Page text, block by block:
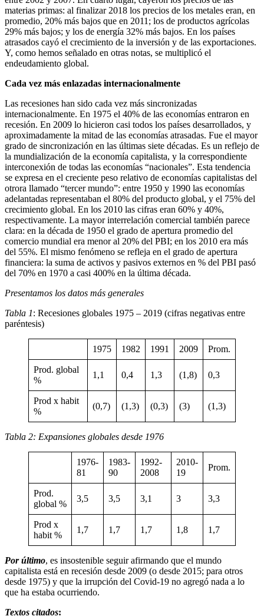
materias primas: al finalizar 2018 los precios de los metales eran, en
promedio, 20% más bajos que en 2011; los de productos agrícolas
29% más bajos; y los de energía 32% más bajos. En los países
atrasados cayó el crecimiento de la inversión y de las exportaciones.
Y, como hemos señalado en otras notas, se multiplicó el
endeudamiento global.
Cada vez más enlazadas internacionalmente
Las recesiones han sido cada vez más sincronizadas
internacionalmente. En 1975 el 40% de las economías entraron en
recesión. En 2009 lo hicieron casi todos los países desarrollados, y
aproximadamente la mitad de las economías atrasadas. Fue el mayor
grado de sincronización en las últimas siete décadas. Es un reflejo de
la mundialización de la economía capitalista, y la correspondiente
interconexión de todas las economías “nacionales”. Esta tendencia
se expresa en el creciente peso relativo de economías capitalistas del
otrora llamado “tercer mundo”: entre 1950 y 1990 las economías
adelantadas representaban el 80% del producto global, y el 75% del
crecimiento global. En los 2010 las cifras eran 60% y 40%,
respectivamente. La mayor interrelación comercial también parece
clara: en la década de 1950 el grado de apertura promedio del
comercio mundial era menor al 20% del PBI; en los 2010 era más
del 55%. El mismo fenómeno se refleja en el grado de apertura
financiera: la suma de activos y pasivos externos en % del PBI pasó
del 70% en 1970 a casi 400% en la última década.
Presentamos los datos más generales
Tabla 1: Recesiones globales 1975 – 2019 (cifras negativas entre
paréntesis)
1975 1982 1991 2009 Prom.
Prod. global
%
1,1 0,4 1,3 (1,8) 0,3
Prod x habit
%
(0,7) (1,3) (0,3) (3) (1,3)
Tabla 2: Expansiones globales desde 1976
1976-
81
1983-
90
1992-
2008
2010-
19
Prom.
Prod.
global %
3,5 3,5 3,1 3 3,3
Prod x
habit %
1,7 1,7 1,7 1,8 1,7
Por último, es insostenible seguir afirmando que el mundo
capitalista está en recesión desde 2009 (o desde 2015; para otros
desde 1975) y que la irrupción del Covid-19 no agregó nada a lo
que ha estaba ocurriendo.
Textos citados: